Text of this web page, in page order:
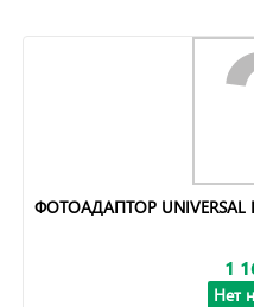
ФОТОАДАПТОР UNIVERSAL
1
Нет